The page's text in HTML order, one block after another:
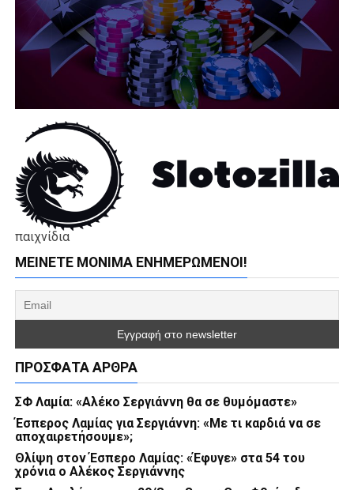
παιχνίδια
ΜΕΊΝΕΤΕ ΜΌΝΙΜΑ ΕΝΗΜΕΡΏΜΕΝΟΙ!
ΠΡΌΣΦΑΤΑ ΆΡΘΡΑ
ΣΦ Λαμία: «Αλέκο Σεργιάννη θα σε θυμόμαστε»
Έσπερος Λαμίας για Σεργιάννη: «Με τι καρδιά να σε
αποχαιρετήσουμε»;
Θλίψη στον Έσπερο Λαμίας: «Έφυγε» στα 54 του
χρόνια ο Αλέκος Σεργιάννης